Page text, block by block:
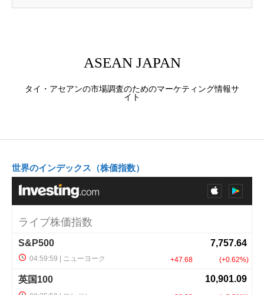
ASEAN JAPAN
タイ・アセアンの市場調査のためのマーケティング情報サ
イト
世界のインデックス（株価指数）